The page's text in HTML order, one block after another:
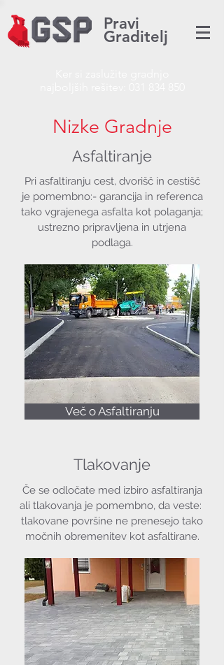
Pravi
Graditelj
Nizke Gradnje
Asfaltiranje
Pri asfaltiranju cest, dvorišč in cestišč
je pomembno:- garancija in referenca
tako vgrajenega asfalta kot polaganja;
ustrezno pripravljena in utrjena
podlaga.
Več o Asfaltiranju
Tlakovanje
Če se odločate med izbiro asfaltiranja
ali tlakovanja je pomembno, da veste:
tlakovane površine ne prenesejo tako
močnih obremenitev kot asfaltirane.